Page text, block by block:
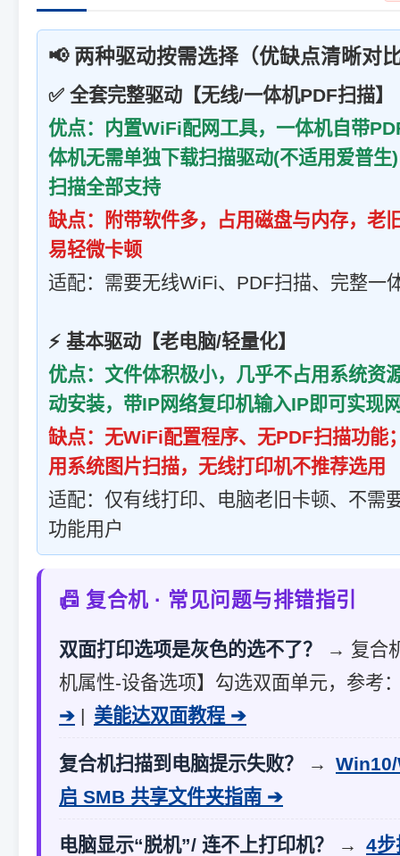
📢 两种驱动按需选择（优缺点清晰对
✅ 全套完整驱动【无线/一体机PDF扫描】
优点：内置WiFi配网工具，一体机自带
体机无需单独下载扫描驱动(不适用爱普生
扫描全部支持
缺点：附带软件多，占用磁盘与内存，老
易轻微卡顿
适配：需要无线WiFi、PDF扫描、完整一
⚡ 基本驱动【老电脑/轻量化】
优点：文件体积极小，几乎不占用系统资
动安装，带IP网络复印机输入IP即可实现
缺点：无WiFi配置程序、无PDF扫描功能
用系统图片扫描，无线打印机不推荐选用
适配：仅有线打印、电脑老旧卡顿、不需
功能用户
📠 复合机 · 常见问题与排错指引
双面打印选项是灰色的选不了？
→ 复合
机属性-设备选项】勾选双面单元，参考
➔ | 美能达双面教程 ➔
复合机扫描到电脑提示失败？ →
启 SMB 共享文件夹指南 ➔
电脑显示“脱机”/ 连不上打印机？ →
4步